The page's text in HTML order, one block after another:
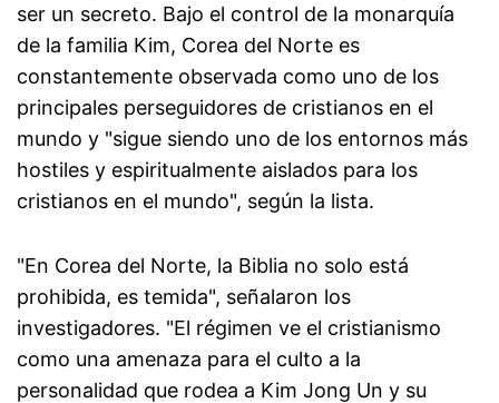
ser un secreto. Bajo el control de la monarquía
de la familia Kim, Corea del Norte es
constantemente observada como uno de los
principales perseguidores de cristianos en el
mundo y "sigue siendo uno de los entornos más
hostiles y espiritualmente aislados para los
cristianos en el mundo", según la lista.
"En Corea del Norte, la Biblia no solo está
prohibida, es temida", señalaron los
investigadores. "El régimen ve el cristianismo
como una amenaza para el culto a la
personalidad que rodea a Kim Jong Un y su